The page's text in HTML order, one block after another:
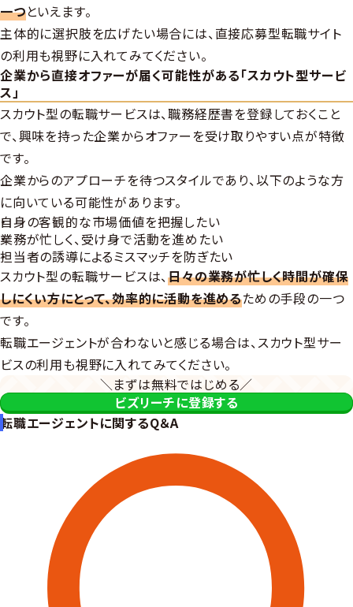
一つといえます。
主体的に選択肢を広げたい場合には、直接応募型転職サイト
の利用も視野に入れてみてください。
企業から直接オファーが届く可能性がある「スカウト型サービ
ス」
スカウト型の転職サービスは、職務経歴書を登録しておくこと
で、興味を持った企業からオファーを受け取りやすい点が特徴
です。
企業からのアプローチを待つスタイルであり、以下のような方
に向いている可能性があります。
自身の客観的な市場価値を把握したい
業務が忙しく、受け身で活動を進めたい
担当者の誘導によるミスマッチを防ぎたい
スカウト型の転職サービスは、日々の業務が忙しく時間が確保
しにくい方にとって、効率的に活動を進めるための手段の一つ
です。
転職エージェントが合わないと感じる場合は、スカウト型サー
ビスの利用も視野に入れてみてください。
＼まずは無料ではじめる／
ビズリーチに登録する
転職エージェントに関するQ＆A